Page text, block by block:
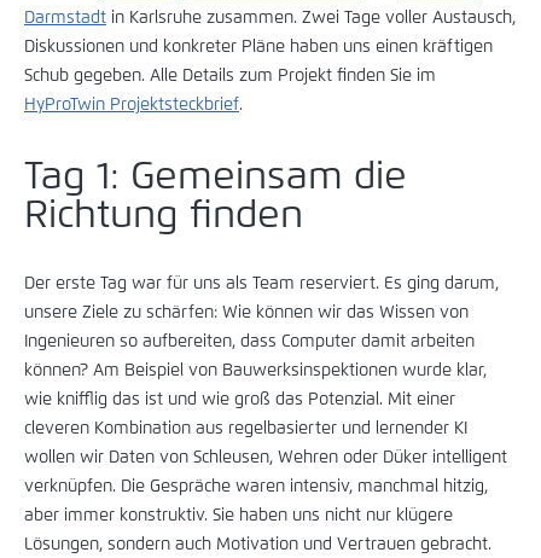
Darmstadt in Karlsruhe zusammen. Zwei Tage voller Austausch,
Diskussionen und konkreter Pläne haben uns einen kräftigen
Schub gegeben. Alle Details zum Projekt finden Sie im
HyProTwin Projektsteckbrief.
Tag 1: Gemeinsam die
Richtung finden
Der erste Tag war für uns als Team reserviert. Es ging darum,
unsere Ziele zu schärfen: Wie können wir das Wissen von
Ingenieuren so aufbereiten, dass Computer damit arbeiten
können? Am Beispiel von Bauwerksinspektionen wurde klar,
wie knifflig das ist und wie groß das Potenzial. Mit einer
cleveren Kombination aus regelbasierter und lernender KI
wollen wir Daten von Schleusen, Wehren oder Düker intelligent
verknüpfen. Die Gespräche waren intensiv, manchmal hitzig,
aber immer konstruktiv. Sie haben uns nicht nur klügere
Lösungen, sondern auch Motivation und Vertrauen gebracht.